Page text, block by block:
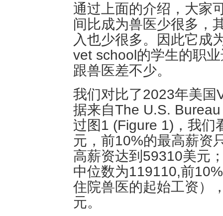
通过上面的介绍，大家
间比成为兽医少很多，
入也少很多。因此它成
vet school的学生的职
跟兽医差不少。
我们对比了2023年美国
据来自The U.S.
过图1 (Figure 1)，我们
元，前10%的最高薪资
高薪资达到59310美元
中位数为119110,前
住院兽医的起始工资）
元。